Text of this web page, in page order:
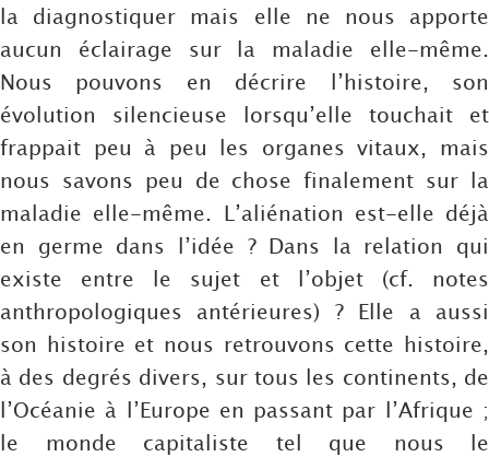
la diagnostiquer mais elle ne nous apporte
aucun éclairage sur la maladie elle-même.
Nous pouvons en décrire l’histoire, son
évolution silencieuse lorsqu’elle touchait et
frappait peu à peu les organes vitaux, mais
nous savons peu de chose finalement sur la
maladie elle-même. L’aliénation est-elle déjà
en germe dans l’idée ? Dans la relation qui
existe entre le sujet et l’objet (cf. notes
anthropologiques antérieures) ? Elle a aussi
son histoire et nous retrouvons cette histoire,
à des degrés divers, sur tous les continents, de
l’Océanie à l’Europe en passant par l’Afrique ;
le monde capitaliste tel que nous le